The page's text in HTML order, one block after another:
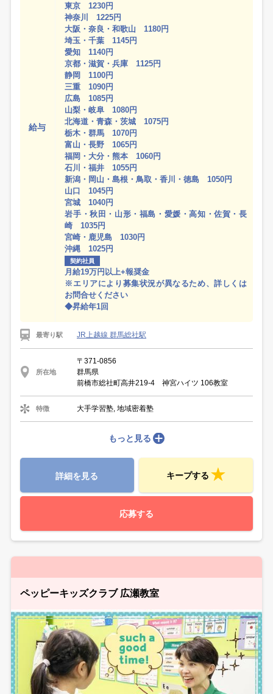
給与
東京 1230円
神奈川 1225円
大阪・奈良・和歌山 1180円
埼玉・千葉 1145円
愛知 1140円
京都・滋賀・兵庫 1125円
静岡 1100円
三重 1090円
広島 1085円
山梨・岐阜 1080円
北海道・青森・茨城 1075円
栃木・群馬 1070円
富山・長野 1065円
福岡・大分・熊本 1060円
石川・福井 1055円
新潟・岡山・島根・鳥取・香川・徳島 1050円
山口 1045円
宮城 1040円
岩手・秋田・山形・福島・愛媛・高知・佐賀・長
崎 1035円
宮崎・鹿児島 1030円
沖縄 1025円
契約社員
月給19万円以上+報奨金
※エリアにより募集状況が異なるため、詳しくは
お問合せください
◆昇給年1回
最寄り駅 JR上越線 群馬総社駅
所在地
〒371-0856
群馬県
前橋市総社町高井219-4 神宮ハイツ 106教室
特徴 大手学習塾, 地域密着塾
もっと見る
詳細を見る キープする
応募する
ペッピーキッズクラブ 広瀬教室